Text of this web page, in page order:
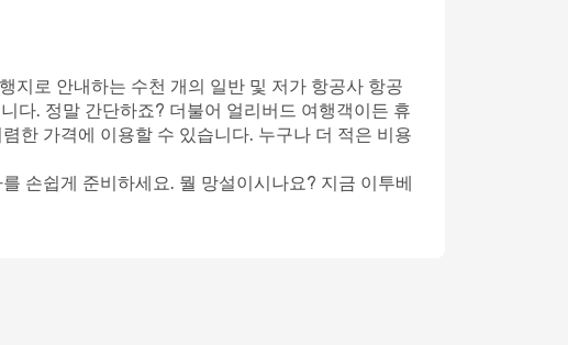
지로 안내하는 수천 개의 일반 및 저가 항공사 항공
다. 정말 간단하죠? 더불어 얼리버드 여행객이든 휴
한 가격에 이용할 수 있습니다. 누구나 더 적은 비용
손쉽게 준비하세요. 뭘 망설이시나요? 지금 이투베